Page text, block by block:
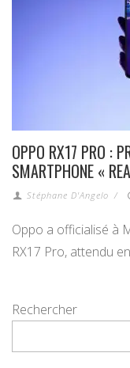
OPPO RX17 PRO :
SMARTPHONE «
Stéphane D'Angelo /
Oppo a officialisé à
RX17 Pro, attendu
Rechercher